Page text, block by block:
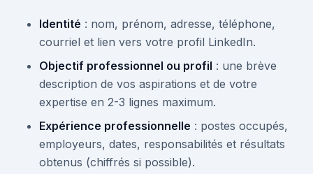
Identité : nom, prénom, adresse, téléphone,
courriel et lien vers votre profil LinkedIn.
Objectif professionnel ou profil : une brève
description de vos aspirations et de votre
expertise en 2-3 lignes maximum.
Expérience professionnelle : postes occupés,
employeurs, dates, responsabilités et résultats
obtenus (chiffrés si possible).